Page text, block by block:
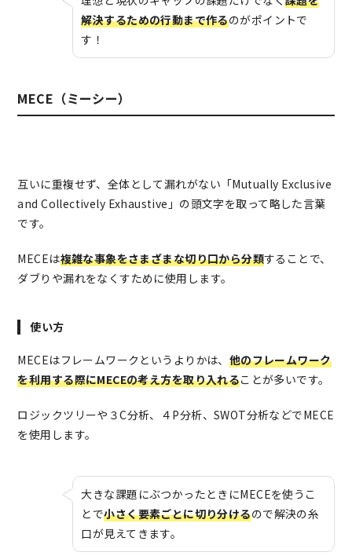
解決するための行動まで作るのがポイントで
す！
MECE（ミーシー）
互いに重複せず、全体として漏れがない「Mutually Exclusive
and Collectively Exhaustive」の頭文字を取って略した言葉
です。
MECEは複雑な事象をさまざまな切り口から分類することで、
ダブりや漏れをなくすために使用します。
使い方
MECEはフレームワークというよりかは、 他のフレームワーク
を利用する際にMECEの考え方を取り入れることが多いです。
ロジックツリーや３C分析、４P分析、SWOT分析などでMECE
を使用します。
大きな課題にぶつかったときにMECEを使うこ
とで小さく要素ごとに切り分けるので解決の糸
口が見えてきます。